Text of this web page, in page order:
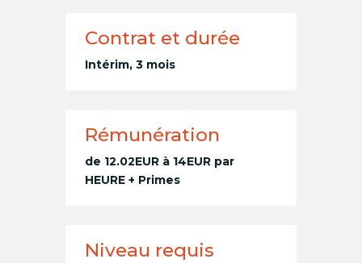
Contrat et durée
Intérim, 3 mois
Rémunération
de 12.02EUR à 14EUR par
HEURE + Primes
Niveau requis